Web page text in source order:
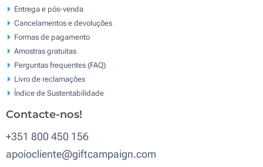
Entrega e pós-venda
Cancelamentos e devoluções
Formas de pagamento
Amostras gratuitas
Perguntas frequentes (FAQ)
Livro de reclamaçōes
Índice de Sustentabilidade
Contacte-nos!
+351 800 450 156
apoiocliente@giftcampaign.com